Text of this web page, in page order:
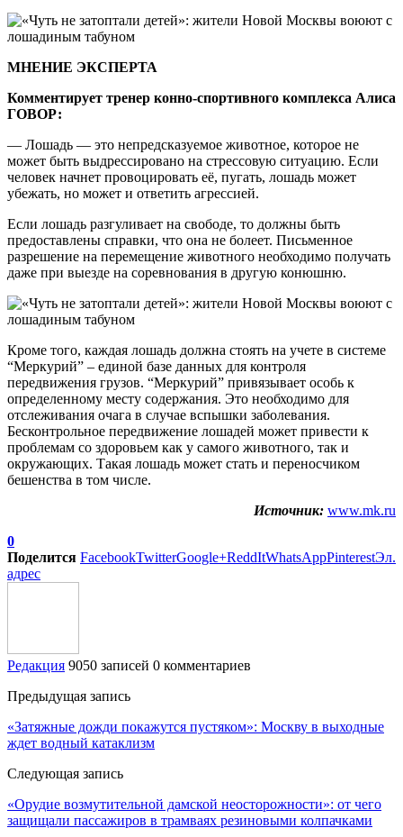
МНЕНИЕ ЭКСПЕРТА
Комментирует тренер конно-спортивного комплекса Алиса
ГОВОР:
— Лошадь — это непредсказуемое животное, которое не
может быть выдрессировано на стрессовую ситуацию. Если
человек начнет провоцировать её, пугать, лошадь может
убежать, но может и ответить агрессией.
Если лошадь разгуливает на свободе, то должны быть
предоставлены справки, что она не болеет. Письменное
разрешение на перемещение животного необходимо получать
даже при выезде на соревнования в другую конюшню.
Кроме того, каждая лошадь должна стоять на учете в системе
“Меркурий” – единой базе данных для контроля
передвижения грузов. “Меркурий” привязывает особь к
определенному месту содержания. Это необходимо для
отслеживания очага в случае вспышки заболевания.
Бесконтрольное передвижение лошадей может привести к
проблемам со здоровьем как у самого животного, так и
окружающих. Такая лошадь может стать и переносчиком
бешенства в том числе.
Источник: www.mk.ru
0
Поделится FacebookTwitterGoogle+ReddItWhatsAppPinterestЭл.
адрес
Редакция 9050 записей 0 комментариев
Предыдущая запись
«Затяжные дожди покажутся пустяком»: Москву в выходные
ждет водный катаклизм
Следующая запись
«Орудие возмутительной дамской неосторожности»: от чего
защищали пассажиров в трамваях резиновыми колпачками